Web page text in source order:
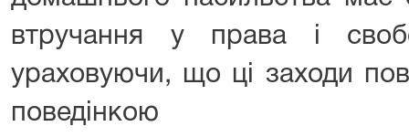
втручання у права і
ураховуючи, що ці заходи
поведінкою